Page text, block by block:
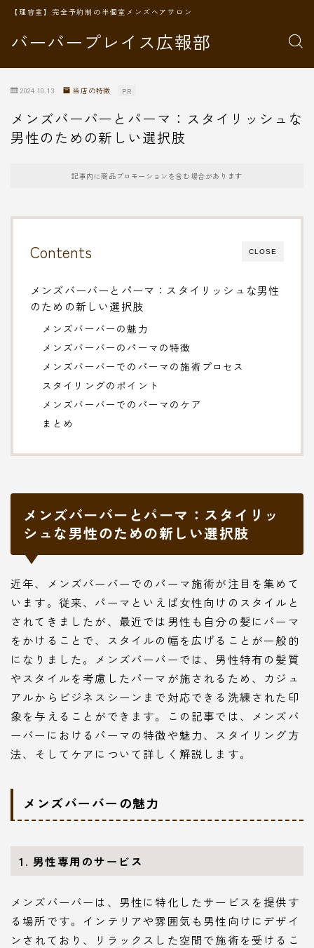
バーバープレイス広報部
【理容室】完全予約制の半個室メンズヘアサロン
2024.10.13 当店の特徴 PR
メンズバーバーとパーマ：スタイリッシュな
男性のための新しい選択肢
記事内に商品プロモーションを含む場合があります
CLOSE
Contents
メンズバーバーとパーマ：スタイリッシュな男性
のための新しい選択肢
メンズバーバーの魅力
メンズバーバーのパーマの特徴
メンズバーバーでのパーマの施術プロセス
スタイリングのポイント
メンズバーバーでのパーマのケア
まとめ
メンズバーバーとパーマ：スタイリッ
シュな男性のための新しい選択肢
近年、メンズバーバーでのパーマ施術が注目を集めて
います。従来、パーマといえば女性向けのスタイルと
されてきましたが、最近では男性も自分の髪にパーマ
をかけることで、スタイルの幅を広げることが一般的
になりました。メンズバーバーでは、男性特有の髪質
やスタイルを考慮したパーマが施されるため、カジュ
アルからビジネスシーンまで対応できる洗練された印
象を与えることができます。この記事では、メンズバ
ーバーにおけるパーマの特徴や魅力、スタイリング方
法、そしてケアについて詳しく解説します。
メンズバーバーの魅力
1. 男性専用のサービス
メンズバーバーは、男性に特化したサービスを提供す
る場所です。インテリアや雰囲気も男性向けにデザイ
ンされており、リラックスした空間で施術を受けるこ